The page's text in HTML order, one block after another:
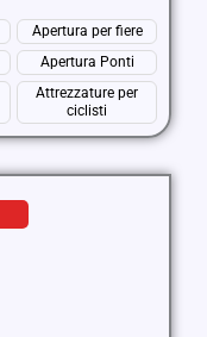
Apertura per fiere
Apertura Ponti
Attrezzature per
ciclisti